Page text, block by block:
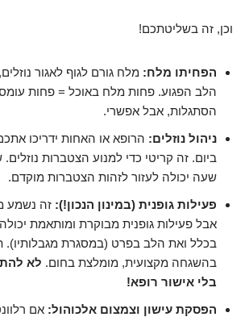
וכן, זה בשליטתכם!
הפחיתו מלח: מלח גורם לגוף לאגור
הלב הפגוע. פחות מלח באוכל = פחות
הסתגלות, אבל אפשרי.
ניהול נוזלים: הרופא או האחות ידריכו
ביום. זה קריטי כדי למנוע הצטברות
שעה יכולה לעזור לזהות הצטברות מוקדם.
פעילות גופנית (במינון הנכון!): זה נשמע
אבל פעילות גופנית מבוקרת ומותאמת
בכלל ואת הלב בפרט (במסגרת מגבלותיו).
בהשגחה מקצועית, מומלצת בחום. לא
בלי אישור רופא!
הפסקת עישון וצמצום אלכוהול: אם